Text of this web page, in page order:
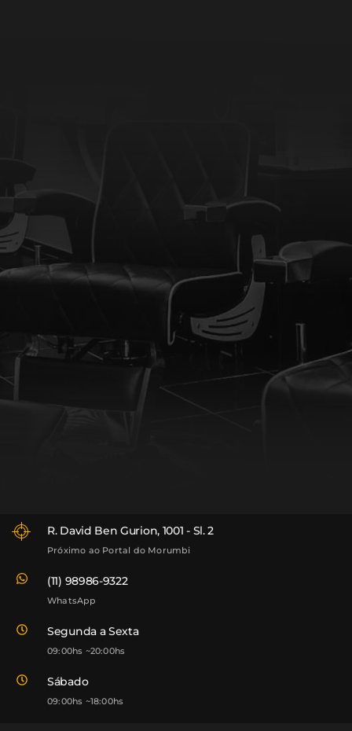
R. David Ben Gurion, 1001 - Sl. 2
Próximo ao Portal do Morumbi
(11) 98986-9322
WhatsApp
Segunda a Sexta
09:00hs ~20:00hs
Sábado
09:00hs ~18:00hs